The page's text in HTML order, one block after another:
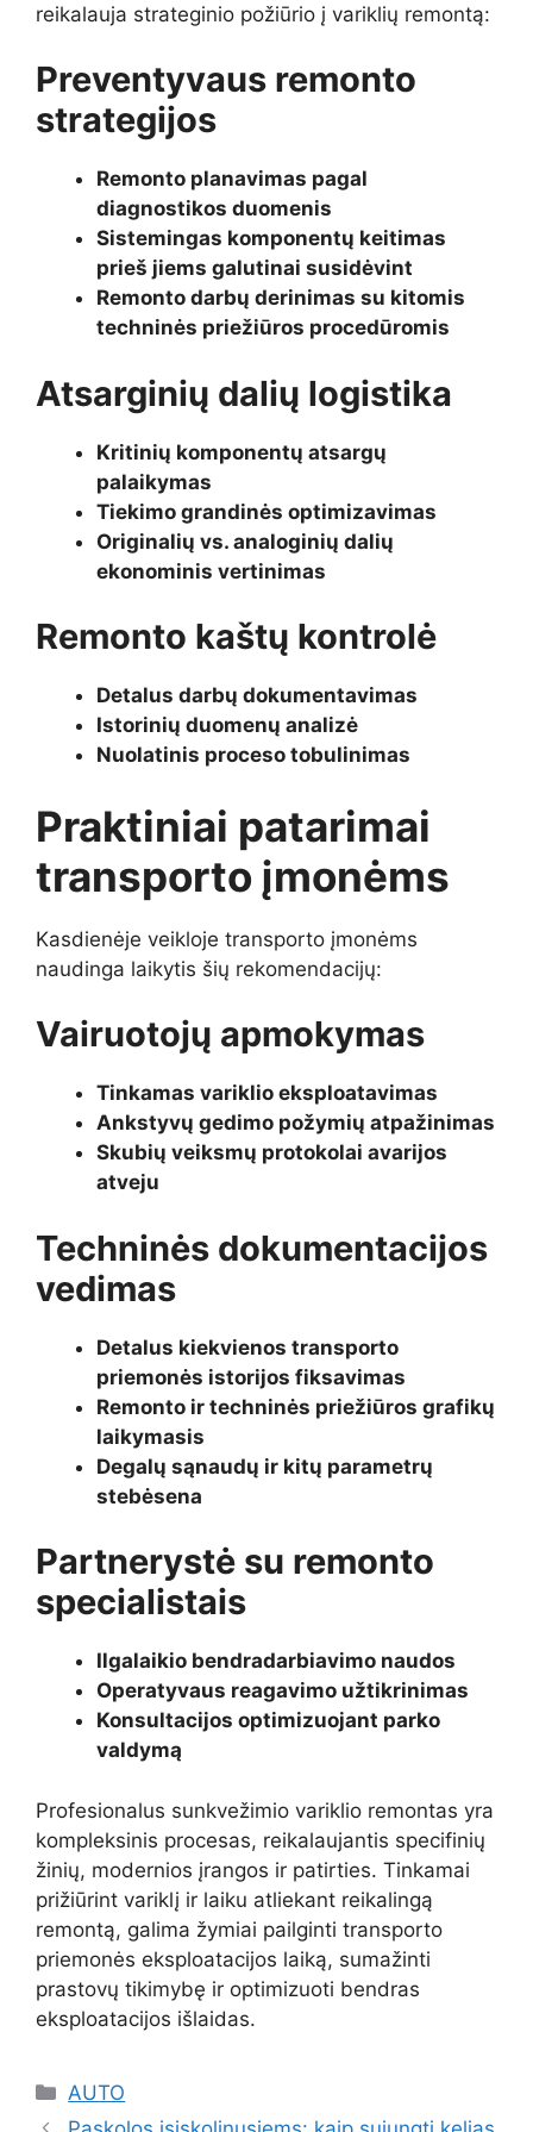
reikalauja strateginio požiūrio į variklių remontą:
Preventyvaus remonto
strategijos
Remonto planavimas pagal
diagnostikos duomenis
Sistemingas komponentų keitimas
prieš jiems galutinai susidėvint
Remonto darbų derinimas su kitomis
techninės priežiūros procedūromis
Atsarginių dalių logistika
Kritinių komponentų atsargų
palaikymas
Tiekimo grandinės optimizavimas
Originalių vs. analoginių dalių
ekonominis vertinimas
Remonto kaštų kontrolė
Detalus darbų dokumentavimas
Istorinių duomenų analizė
Nuolatinis proceso tobulinimas
Praktiniai patarimai
transporto įmonėms
Kasdienėje veikloje transporto įmonėms
naudinga laikytis šių rekomendacijų:
Vairuotojų apmokymas
Tinkamas variklio eksploatavimas
Ankstyvų gedimo požymių atpažinimas
Skubių veiksmų protokolai avarijos
atveju
Techninės dokumentacijos
vedimas
Detalus kiekvienos transporto
priemonės istorijos fiksavimas
Remonto ir techninės priežiūros grafikų
laikymasis
Degalų sąnaudų ir kitų parametrų
stebėsena
Partnerystė su remonto
specialistais
Ilgalaikio bendradarbiavimo naudos
Operatyvaus reagavimo užtikrinimas
Konsultacijos optimizuojant parko
valdymą
Profesionalus sunkvežimio variklio remontas yra
kompleksinis procesas, reikalaujantis specifinių
žinių, modernios įrangos ir patirties. Tinkamai
prižiūrint variklį ir laiku atliekant reikalingą
remontą, galima žymiai pailginti transporto
priemonės eksploatacijos laiką, sumažinti
prastovų tikimybę ir optimizuoti bendras
eksploatacijos išlaidas.
Kategorijos
AUTO